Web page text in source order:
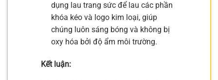
dụng lau trang sức để lau các phần
khóa kéo và logo kim loại, giúp
chúng luôn sáng bóng và không bị
oxy hóa bởi độ ẩm môi trường.
Kết luận: